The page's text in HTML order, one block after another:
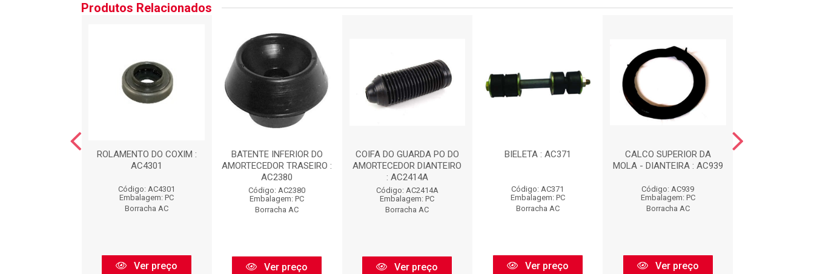
Produtos Relacionados
ROLAMENTO DO COXIM :
AC4301
Código: AC4301
Embalagem: PC
Borracha AC
Ver preço
BATENTE INFERIOR DO
AMORTECEDOR TRASEIRO :
AC2380
Código: AC2380
Embalagem: PC
Borracha AC
Ver preço
COIFA DO GUARDA PO DO
AMORTECEDOR DIANTEIRO
: AC2414A
Código: AC2414A
Embalagem: PC
Borracha AC
Ver preço
BIELETA : AC371
Código: AC371
Embalagem: PC
Borracha AC
Ver preço
CALCO SUPERIOR DA
MOLA - DIANTEIRA : AC939
Código: AC939
Embalagem: PC
Borracha AC
Ver preço